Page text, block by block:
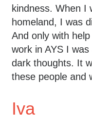
kindness. When I
homeland, I was
And only with
work in AYS I
dark thoughts. It
these people and
Iva